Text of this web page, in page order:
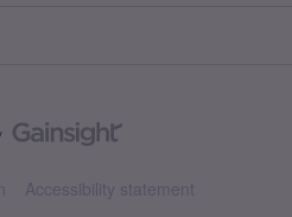
Accessibility statement